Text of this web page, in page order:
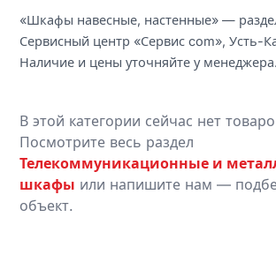
«Шкафы навесные, настенные» —
Сервисный центр «Сервис com», Усть-
Наличие и цены уточняйте у менеджера.
В этой категории сейчас нет
Посмотрите весь раздел
Телекоммуникационные и
шкафы или напишите нам —
объект.